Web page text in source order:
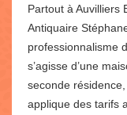
Partout à Auvilliers
Antiquaire
professionnalisme
s’agisse d’une
seconde
applique des tarifs